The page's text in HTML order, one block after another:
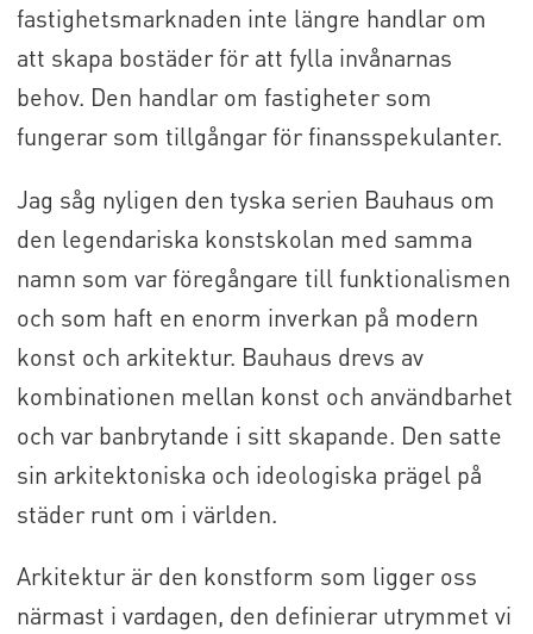
fastighetsmarknaden inte längre handlar om
att skapa bostäder för att fylla invånarnas
behov. Den handlar om fastigheter som
fungerar som tillgångar för finansspekulanter.
Jag såg nyligen den tyska serien Bauhaus om
den legendariska konstskolan med samma
namn som var föregångare till funktionalismen
och som haft en enorm inverkan på modern
konst och arkitektur. Bauhaus drevs av
kombinationen mellan konst och användbarhet
och var banbrytande i sitt skapande. Den satte
sin arkitektoniska och ideologiska prägel på
städer runt om i världen.
Arkitektur är den konstform som ligger oss
närmast i vardagen, den definierar utrymmet vi